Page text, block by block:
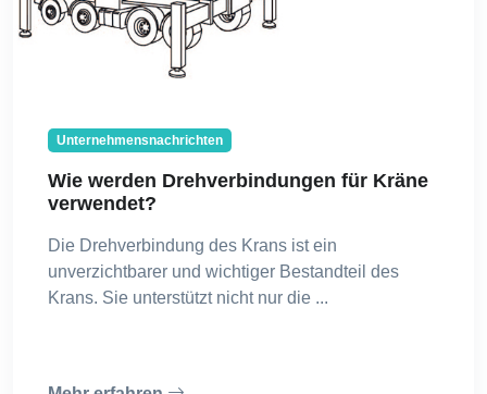
Unternehmensnachrichten
Wie werden Drehverbindungen für Kräne
verwendet?
Die Drehverbindung des Krans ist ein
unverzichtbarer und wichtiger Bestandteil des
Krans. Sie unterstützt nicht nur die ...